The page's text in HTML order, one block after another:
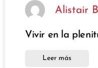
Alistair
Vivir en la
Leer más